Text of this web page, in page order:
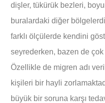
dişler, tükürük bezleri,
buralardaki diğer
farklı ölçülerde kendini
seyrederken, bazen de
Özellikle de migren adı
kişileri bir hayli
büyük bir soruna karşı